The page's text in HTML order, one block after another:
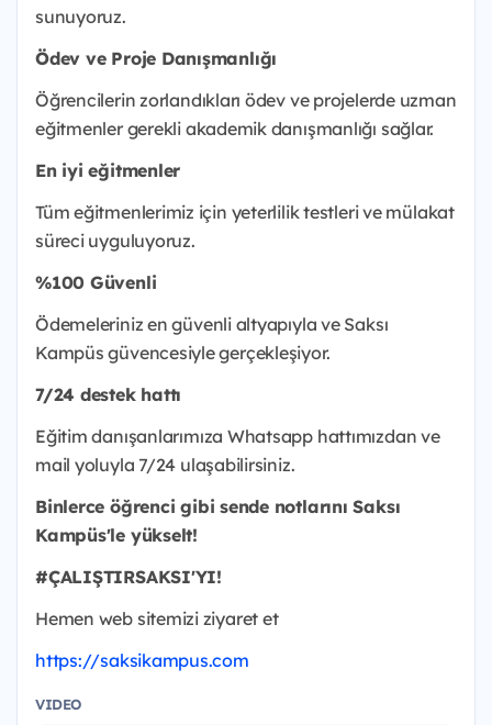
sunuyoruz.
Ödev ve Proje Danışmanlığı
Öğrencilerin zorlandıkları ödev ve projelerde uzman
eğitmenler gerekli akademik danışmanlığı sağlar.
En iyi eğitmenler
Tüm eğitmenlerimiz için yeterlilik testleri ve mülakat
süreci uyguluyoruz.
%100 Güvenli
Ödemeleriniz en güvenli altyapıyla ve Saksı
Kampüs güvencesiyle gerçekleşiyor.
7/24 destek hattı
Eğitim danışanlarımıza Whatsapp hattımızdan ve
mail yoluyla 7/24 ulaşabilirsiniz.
Binlerce öğrenci gibi sende notlarını Saksı
Kampüs'le yükselt!
#ÇALIŞTIRSAKSI'YI!
Hemen web sitemizi ziyaret et
https://saksikampus.com
VIDEO